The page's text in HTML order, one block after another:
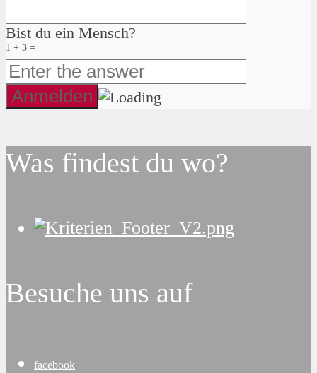
Bist du ein Mensch?
1 + 3 =
Was findest du wo?
Besuche uns auf
facebook